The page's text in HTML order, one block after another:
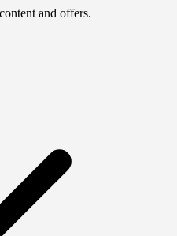
and offers.